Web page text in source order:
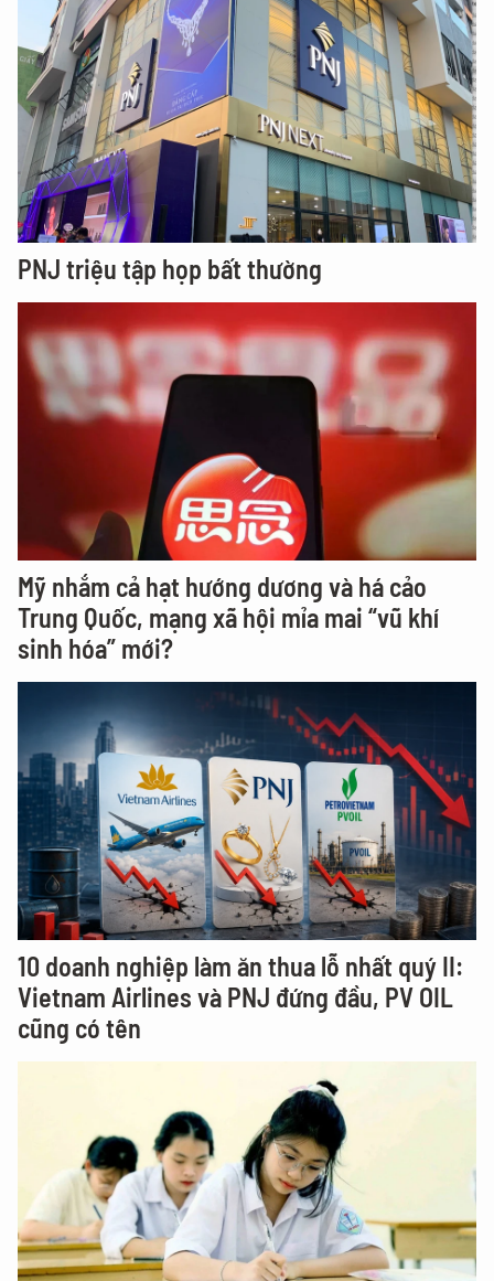
PNJ triệu tập họp bất thường
Mỹ nhắm cả hạt hướng dương và há cảo
Trung Quốc, mạng xã hội mỉa mai “vũ khí
sinh hóa” mới?
10 doanh nghiệp làm ăn thua lỗ nhất quý II:
Vietnam Airlines và PNJ đứng đầu, PV OIL
cũng có tên